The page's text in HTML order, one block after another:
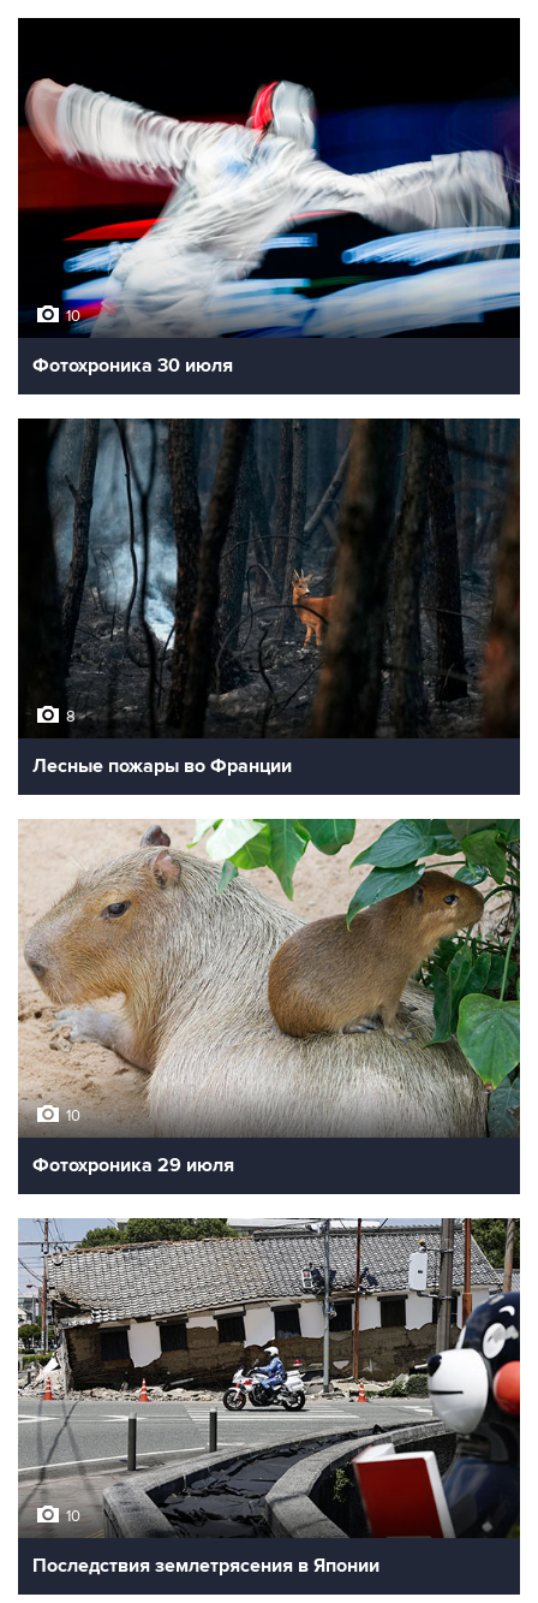
10
Фотохроника 30 июля
8
Лесные пожары во Франции
10
Фотохроника 29 июля
10
Последствия землетрясения в Японии